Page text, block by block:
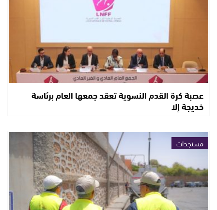
عصبة كرة القدم النسوية تعقد جمعها العام برئاسة
خديجة إلا
مستجدات